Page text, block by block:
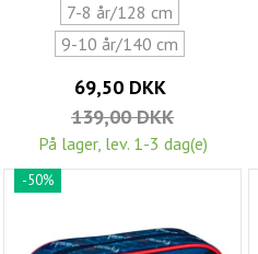
7-8 år/128 cm
9-10 år/140 cm
69,50 DKK
139,00 DKK
På lager, lev. 1-3 dag(e)
-50%